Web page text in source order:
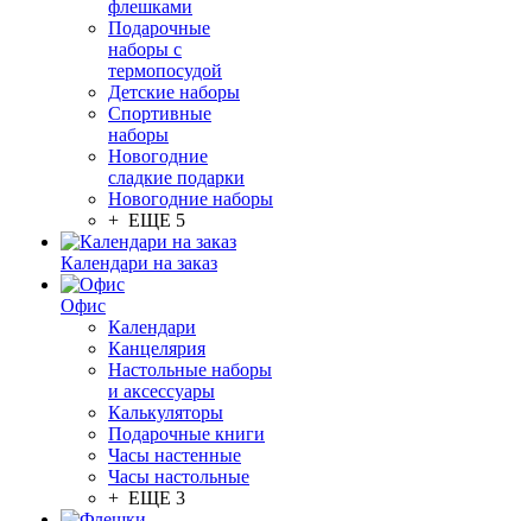
флешками
Подарочные
наборы с
термопосудой
Детские наборы
Спортивные
наборы
Новогодние
сладкие подарки
Новогодние наборы
+ ЕЩЕ 5
Календари на заказ
Офис
Календари
Канцелярия
Настольные наборы
и аксессуары
Калькуляторы
Подарочные книги
Часы настенные
Часы настольные
+ ЕЩЕ 3